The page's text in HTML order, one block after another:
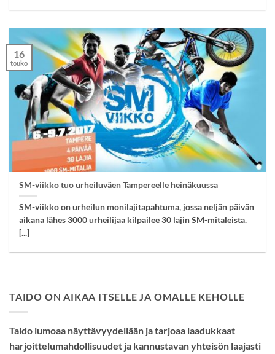
SM-viikko tuo urheiluväen Tampereelle heinäkuussa
SM-viikko on urheilun monilajitapahtuma, jossa neljän päivän
aikana lähes 3000 urheilijaa kilpailee 30 lajin SM-mitaleista.
[...]
16
touko
TAIDO ON AIKAA ITSELLE JA OMALLE KEHOLLE
Taido lumoaa näyttävyydellään ja tarjoaa laadukkaat
harjoittelumahdollisuudet ja kannustavan yhteisön laajasti